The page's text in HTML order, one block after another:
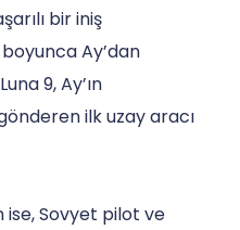
bir iniş
Ay’dan
9, Ay’ın
ilk uzay aracı
ise, Sovyet pilot ve